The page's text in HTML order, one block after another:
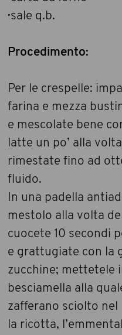
·sale q.b.
Procedimento:
Per le crespelle:
farina e mezza
e mescolate bene
latte un po’ alla
rimestate fino ad
fluido.
In una padella
mestolo alla volta
cuocete 10 secondi
e grattugiate con la
zucchine; mettetele
besciamella alla
zafferano sciolto
la ricotta,